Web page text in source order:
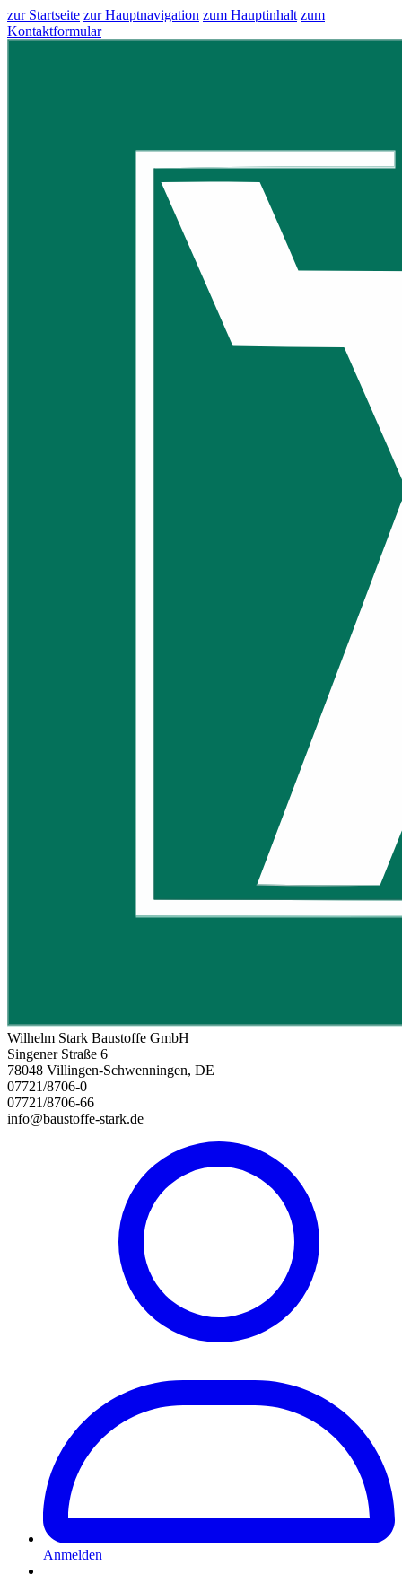
zur Startseite zur Hauptnavigation zum Hauptinhalt zum
Kontaktformular
Wilhelm Stark Baustoffe GmbH
Singener Straße 6
78048 Villingen-Schwenningen, DE
07721/8706-0
07721/8706-66
info@baustoffe-stark.de
Anmelden